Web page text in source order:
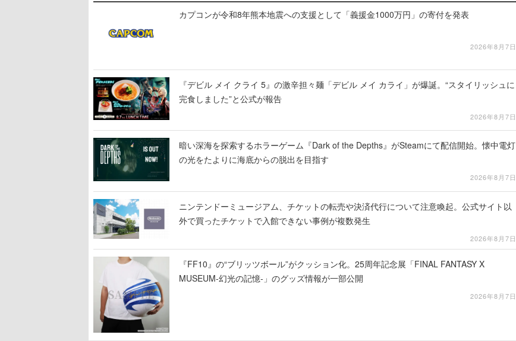
カプコンが令和8年熊本地震への支援として「義援金1000万円」の寄付を発表
2026年8月7日
『デビル メイ クライ 5』の激辛担々麺「デビル メイ カライ」が爆誕。“スタイリッシュに
完食しました”と公式が報告
2026年8月7日
暗い深海を探索するホラーゲーム『Dark of the Depths』がSteamにて配信開始。懐中電灯
の光をたよりに海底からの脱出を目指す
2026年8月7日
ニンテンドーミュージアム、チケットの転売や決済代行について注意喚起。公式サイト以
外で買ったチケットで入館できない事例が複数発生
2026年8月7日
『FF10』の“ブリッツボール”がクッション化。25周年記念展「FINAL FANTASY X
MUSEUM-幻光の記憶-」のグッズ情報が一部公開
2026年8月7日